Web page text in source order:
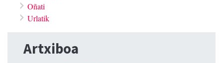
Oñati
Urlatik
Artxiboa